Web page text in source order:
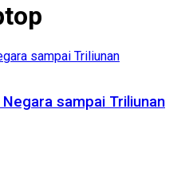
sampai Triliunan